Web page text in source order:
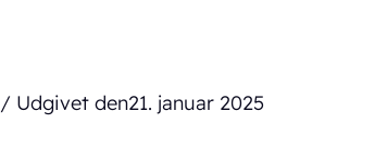
/ Udgivet den21. januar 2025